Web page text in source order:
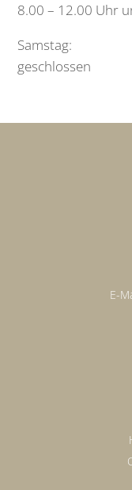
8.00 – 12.00 Uhr
Samstag:
geschlossen
E-